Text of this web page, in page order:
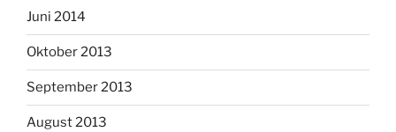
Juni 2014
Oktober 2013
September 2013
August 2013